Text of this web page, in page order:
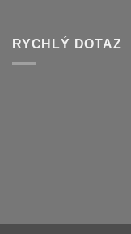
RYCHLÝ DOTAZ